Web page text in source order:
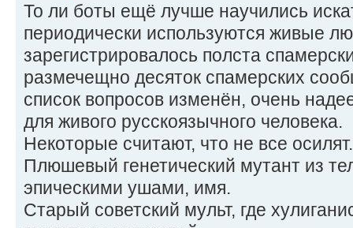
То ли боты ещё лучше научились
периодически используются живые
зарегистрировалось полста
размечещно десяток спамерских
список вопросов изменён, очень
для живого русскоязычного человека.
Некоторые считают, что не все
Плюшевый генетический мутант из
эпическими ушами, имя.
Старый советский мульт, где